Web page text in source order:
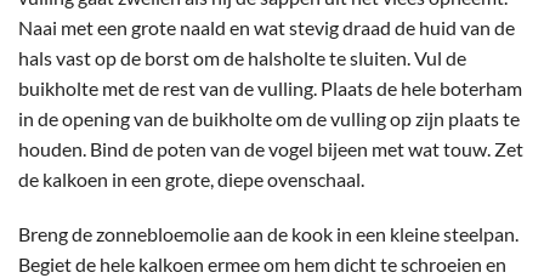
Naai met een grote naald en wat stevig draad de huid van de
hals vast op de borst om de halsholte te sluiten. Vul de
buikholte met de rest van de vulling. Plaats de hele boterham
in de opening van de buikholte om de vulling op zijn plaats te
houden. Bind de poten van de vogel bijeen met wat touw. Zet
de kalkoen in een grote, diepe ovenschaal.
Breng de zonnebloemolie aan de kook in een kleine steelpan.
Begiet de hele kalkoen ermee om hem dicht te schroeien en